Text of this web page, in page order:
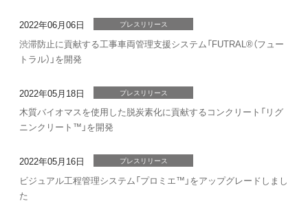
2022年06月06日 プレスリリース
渋滞防止に貢献する工事車両管理支援システム「FUTRAL®（フュー
トラル）」を開発
2022年05月18日 プレスリリース
木質バイオマスを使用した脱炭素化に貢献するコンクリート「リグ
ニンクリート™」を開発
2022年05月16日 プレスリリース
ビジュアル工程管理システム「プロミエ™」をアップグレードしまし
た